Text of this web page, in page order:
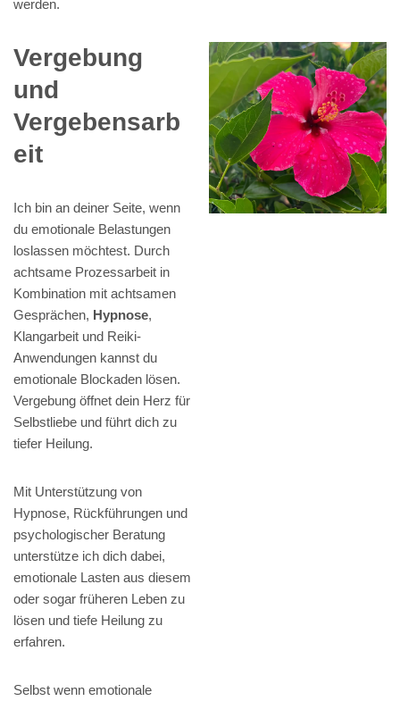
werden.
Vergebung
und
Vergebensarb
eit
Ich bin an deiner Seite, wenn
du emotionale Belastungen
loslassen möchtest. Durch
achtsame Prozessarbeit in
Kombination mit achtsamen
Gesprächen, Hypnose,
Klangarbeit und Reiki-
Anwendungen kannst du
emotionale Blockaden lösen.
Vergebung öffnet dein Herz für
Selbstliebe und führt dich zu
tiefer Heilung.
Mit Unterstützung von
Hypnose, Rückführungen und
psychologischer Beratung
unterstütze ich dich dabei,
emotionale Lasten aus diesem
oder sogar früheren Leben zu
lösen und tiefe Heilung zu
erfahren.
Selbst wenn emotionale